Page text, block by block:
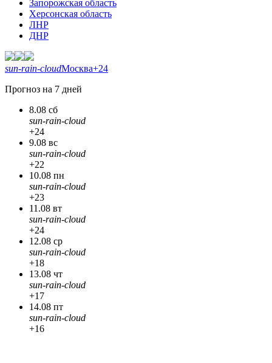
Запорожская область
Херсонская область
ЛНР
ДНР
sun-rain-cloudМосква+24
Прогноз на 7 дней
8.08 сб
sun-rain-cloud
+24
9.08 вс
sun-rain-cloud
+22
10.08 пн
sun-rain-cloud
+23
11.08 вт
sun-rain-cloud
+24
12.08 ср
sun-rain-cloud
+18
13.08 чт
sun-rain-cloud
+17
14.08 пт
sun-rain-cloud
+16